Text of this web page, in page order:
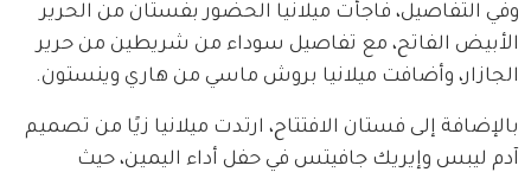
وفي التفاصيل، فاجأت ميلانيا الحضور بفستان من الحرير
الأبيض الفاتح، مع تفاصيل سوداء من شريطين من حرير
الجازار، وأضافت ميلانيا بروش ماسي من هاري وينستون.
بالإضافة إلى فستان الافتتاح، ارتدت ميلانيا زيًا من تصميم
آدم ليبس وإيريك جافيتس في حفل أداء اليمين، حيث